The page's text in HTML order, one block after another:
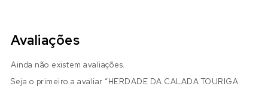
Avaliações
Ainda não existem avaliações.
Seja o primeiro a avaliar “HERDADE DA CALADA TOURIGA